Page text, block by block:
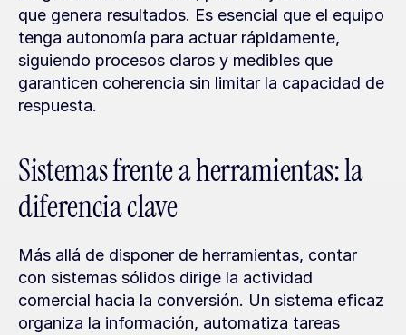
que genera resultados. Es esencial que el equipo
tenga autonomía para actuar rápidamente,
siguiendo procesos claros y medibles que
garanticen coherencia sin limitar la capacidad de
respuesta.
Sistemas frente a herramientas: la
diferencia clave
Más allá de disponer de herramientas, contar
con sistemas sólidos dirige la actividad
comercial hacia la conversión. Un sistema eficaz
organiza la información, automatiza tareas